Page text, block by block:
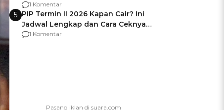
Berencana Pakai Jimat di Pakansari
1 Komentar
5 PIP Termin II 2026 Kapan Cair? Ini
Jadwal Lengkap dan Cara Ceknya
agar Dana Tidak Hangus!
1 Komentar